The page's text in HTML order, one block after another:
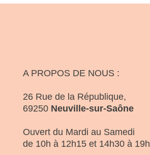
A PROPOS DE NOUS :
26 Rue de la République,
69250 Neuville-sur-Saône
Ouvert du Mardi au Samedi
de 10h à 12h15 et 14h30 à 19h